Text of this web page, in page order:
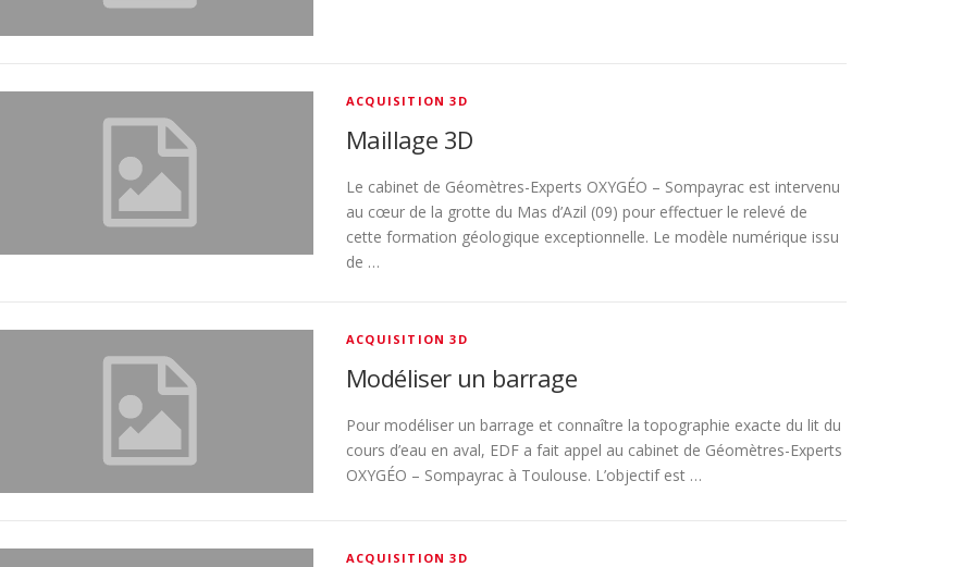
ACQUISITION 3D
Maillage 3D
Le cabinet de Géomètres-Experts OXYGÉO – Sompayrac est intervenu
au cœur de la grotte du Mas d’Azil (09) pour effectuer le relevé de
cette formation géologique exceptionnelle. Le modèle numérique issu
de …
ACQUISITION 3D
Modéliser un barrage
Pour modéliser un barrage et connaître la topographie exacte du lit du
cours d’eau en aval, EDF a fait appel au cabinet de Géomètres-Experts
OXYGÉO – Sompayrac à Toulouse. L’objectif est …
ACQUISITION 3D